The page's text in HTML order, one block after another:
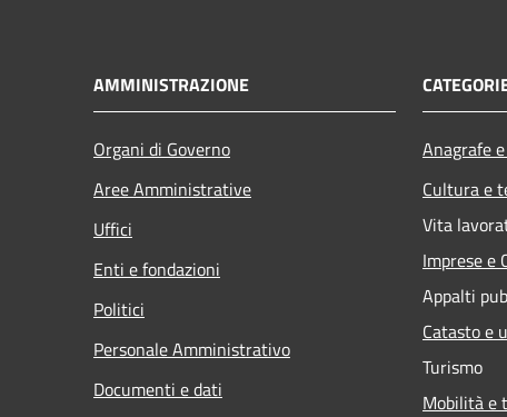
AMMINISTRAZIONE
Organi di Governo
Aree Amministrative
Uffici
Enti e fondazioni
Politici
Personale Amministrativo
Documenti e dati
Anagrafe
Cultura e
Vita
Imprese e
Appalti
Catasto e
Turismo
Mobilità e